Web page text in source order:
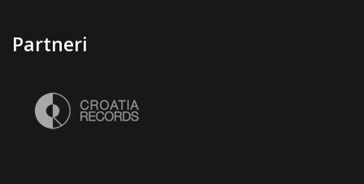
Partneri